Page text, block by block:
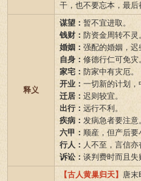
干，也不要忘本，最后
释义
谋望： 暂不宜进取。
钱财： 防资金周转不灵
婚姻： 强配的婚姻，迟
自身： 修德行仁可免灾
家宅： 防家中有灾厄。
开业： 一切新的计划，
迁居： 迟则较宜。
出行： 远行不利。
疾病： 发病急者要注意
六甲： 顺産，但产后要
行人： 人不至，言信亦
诉讼： 谈判费时而且失
【古人黄巢归天】 唐末